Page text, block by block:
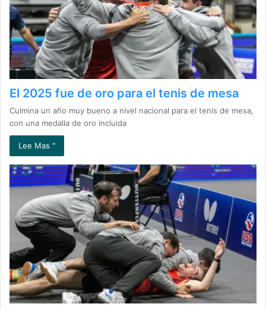
El 2025 fue de oro para el tenis de mesa
Culmina un año muy bueno a nivel nacional para el tenis de mesa,
con una medalla de oro incluida
Lee Mas "